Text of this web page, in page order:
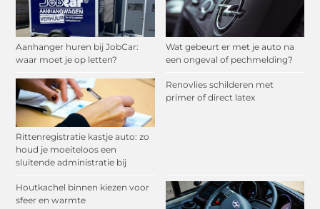
Aanhanger huren bij JobCar:
waar moet je op letten?
Wat gebeurt er met je auto na
een ongeval of pechmelding?
Rittenregistratie kastje auto: zo
houd je moeiteloos een
sluitende administratie bij
Renovlies schilderen met
primer of direct latex
Houtkachel binnen kiezen voor
sfeer en warmte